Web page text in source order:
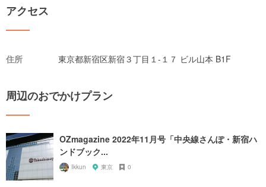
アクセス
住所 東京都新宿区新宿３丁目１-１７ ビル山本 B1F
周辺のおでかけプラン
OZmagazine 2022年11月号「中央線さんぽ・新宿ハ
ンドブック...
Ikkun 東京 0